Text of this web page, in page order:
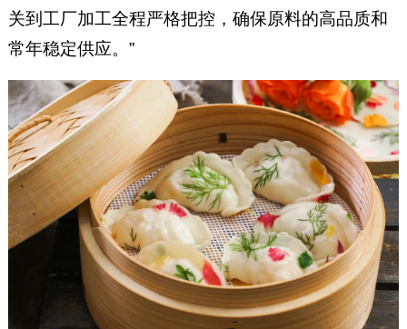
关到工厂加工全程严格把控，确保原料的高品质和
常年稳定供应。”